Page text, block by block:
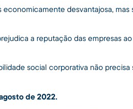
economicamente desvantajosa,
a reputação das empresas
social corporativa não precisa
de 2022.